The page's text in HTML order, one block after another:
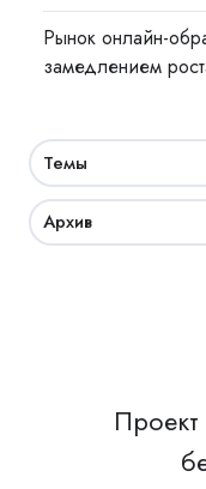
Рынок онлайн-
замедлением
Темы
Архив